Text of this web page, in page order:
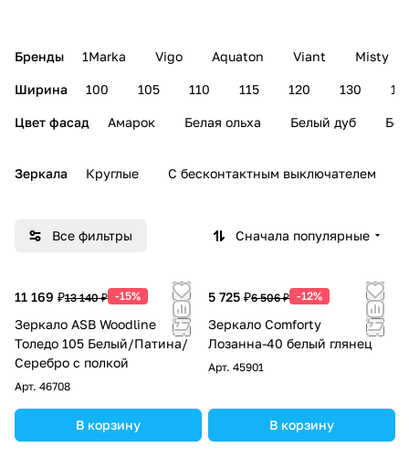
Бренды 1Marka Vigo Aquaton Viant Misty
Ширина 100 105 110 115 120 130
Цвет фасад Амарок Белая ольха Белый дуб
Зеркала Круглые С бесконтактным выключателем
Все фильтры Сначала популярные
11 169 ₽13 140 ₽ -15%
Зеркало ASB Woodline
Толедо 105 Белый/Патина/
Серебро с полкой
Арт. 46708
В корзину
5 725 ₽6 506 ₽ -12%
Зеркало Comforty
Лозанна-40 белый глянец
Арт. 45901
В корзину